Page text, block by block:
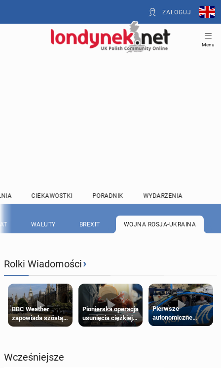
ZALOGUJ
Menu
CIEKAWOSTKI PORADNIK WYDARZENIA
WALUTY BREXIT WOJNA ROSJA-UKRAINA
Rolki Wiadomości›
BBC Weather
zapowiada szóstą
falę upałów w
Pionierska operacja
usunięcia ciężkiej
wady wrodzonej
Pierwsze
autonomiczne
Ubery pojawią się
Wcześniejsze